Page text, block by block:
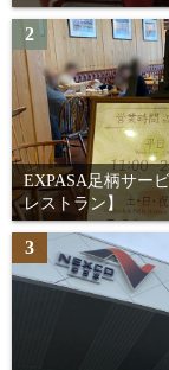
2
EXPASA足柄サー
レストラン】
3